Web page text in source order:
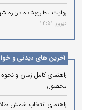
روایت مطرح‌شده درباره
دیروز 14:51
آخرین های دیدنی و
محصول
راهنمای انتخاب شمش